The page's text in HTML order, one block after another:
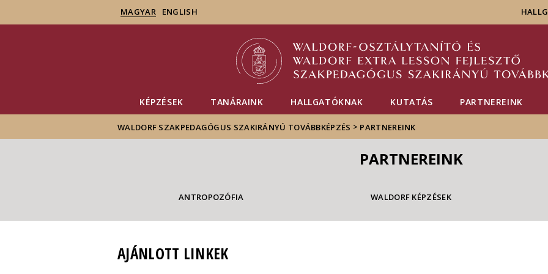
sajtóban
MAGYAR ENGLISH
KÉPZÉSEK TANÁRAINK HALLGATÓKNAK KUTATÁS PARTNEREINK
WALDORF SZAKPEDAGÓGUS SZAKIRÁNYÚ TOVÁBBKÉPZÉS > PARTNEREINK
PARTNEREINK
ANTROPOZÓFIA WALDORF KÉPZÉSEK
AJÁNLOTT LINKEK